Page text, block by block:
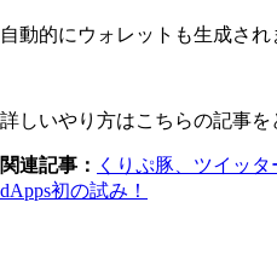
自動的にウォレットも生成され
詳しいやり方はこちらの記事を
関連記事： くりぷ豚、ツイッ
dApps初の試み！